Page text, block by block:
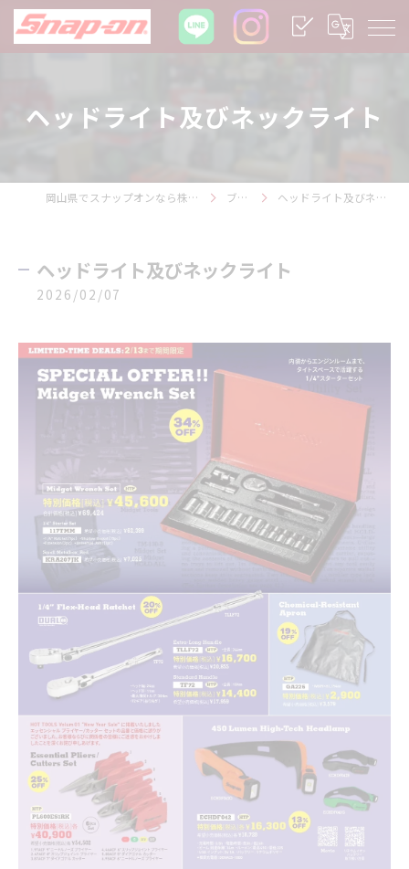
ヘッドライト及びネックライト
岡山県でスナップオンなら株式会社１ＬＴ ブログ ヘッドライト及びネックライト
ヘッドライト及びネックライト
2026/02/07